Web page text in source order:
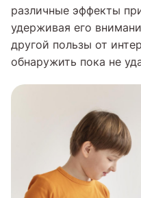
различные эффекты
удерживая его
другой пользы от
обнаружить пока не